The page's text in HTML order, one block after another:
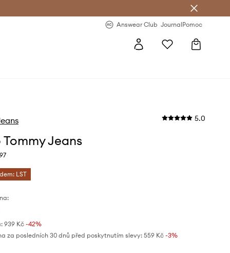
Answear Club JournalPomoc
5.0
Tommy Jeans
LST
939 Kč-42%
za posledních 30 dnů před poskytnutím slevy: 559 Kč -3%